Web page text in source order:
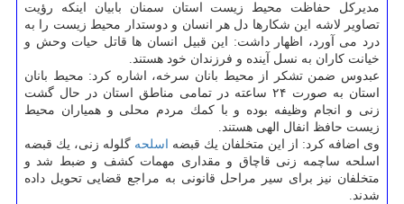
مدیركل حفاظت محیط زیست استان سمنان بابیان اینكه رؤیت
تصاویر لاشه این شكارها دل هر انسان و دوستدار محیط زیست را به
درد می آورد، اظهار داشت: این قبیل انسان ها قاتل حیات وحش و
خیانت كاران به نسل آینده و فرزندان خود هستند.
عبدوس ضمن تشكر از محیط بانان سرخه، اشاره كرد: محیط بانان
استان به صورت ۲۴ ساعته در تمامی مناطق استان در حال گشت
زنی و انجام وظیفه بوده و با كمك مردم محلی و همیاران محیط
زیست حافظ انفال الهی هستند.
وی اضافه كرد: از این متخلفان یك قبضه
اسلحه گلوله زنی، یك قبضه
اسلحه ساچمه زنی قاچاق و مقداری مهمات كشف و ضبط شد و
متخلفان نیز برای سیر مراحل قانونی به مراجع قضایی تحویل داده
شدند.